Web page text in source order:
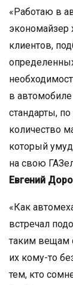
«Работаю в
клиентов,
в автомобиле
стандарты,
количество
который
на свою
Евгений
«Как
встречал
таким вещам
их кому-то
тем, кто